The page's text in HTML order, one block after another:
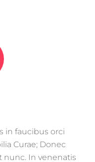
in faucibus orci
Curae; Donec
nunc. In venenatis